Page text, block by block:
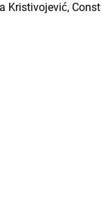
Kristivojević,